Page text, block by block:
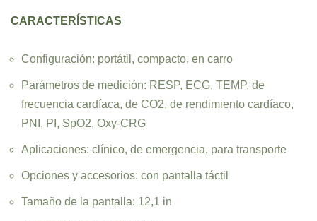
CARACTERÍSTICAS
Configuración: portátil, compacto, en carro
Parámetros de medición: RESP, ECG, TEMP, de
frecuencia cardíaca, de CO2, de rendimiento cardíaco,
PNI, PI, SpO2, Oxy-CRG
Aplicaciones: clínico, de emergencia, para transporte
Opciones y accesorios: con pantalla táctil
Tamaño de la pantalla: 12,1 in